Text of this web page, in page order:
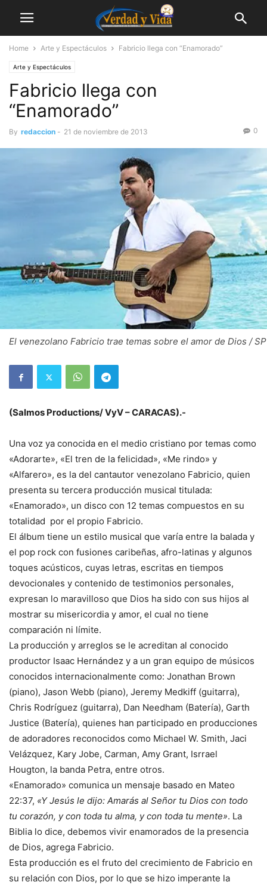
Home Arte y Espectáculos Fabricio llega con “Enamorado”
Arte y Espectáculos
Fabricio llega con
“Enamorado”
By redaccion - 21 de noviembre de 2013 0
El venezolano Fabricio trae temas sobre el amor de Dios / SP
(Salmos Productions/ VyV – CARACAS).-
Una voz ya conocida en el medio cristiano por temas como
«Adorarte», «El tren de la felicidad», «Me rindo» y
«Alfarero», es la del cantautor venezolano Fabricio, quien
presenta su tercera producción musical titulada:
«Enamorado», un disco con 12 temas compuestos en su
totalidad por el propio Fabricio.
El álbum tiene un estilo musical que varía entre la balada y
el pop rock con fusiones caribeñas, afro-latinas y algunos
toques acústicos, cuyas letras, escritas en tiempos
devocionales y contenido de testimonios personales,
expresan lo maravilloso que Dios ha sido con sus hijos al
mostrar su misericordia y amor, el cual no tiene
comparación ni límite.
La producción y arreglos se le acreditan al conocido
productor Isaac Hernández y a un gran equipo de músicos
conocidos internacionalmente como: Jonathan Brown
(piano), Jason Webb (piano), Jeremy Medkiff (guitarra),
Chris Rodríguez (guitarra), Dan Needham (Batería), Garth
Justice (Batería), quienes han participado en producciones
de adoradores reconocidos como Michael W. Smith, Jaci
Velázquez, Kary Jobe, Carman, Amy Grant, Isrrael
Hougton, la banda Petra, entre otros.
«Enamorado» comunica un mensaje basado en Mateo
22:37, «Y Jesús le dijo: Amarás al Señor tu Dios con todo
tu corazón, y con toda tu alma, y con toda tu mente». La
Biblia lo dice, debemos vivir enamorados de la presencia
de Dios, agrega Fabricio.
Esta producción es el fruto del crecimiento de Fabricio en
su relación con Dios, por lo que se hizo imperante la